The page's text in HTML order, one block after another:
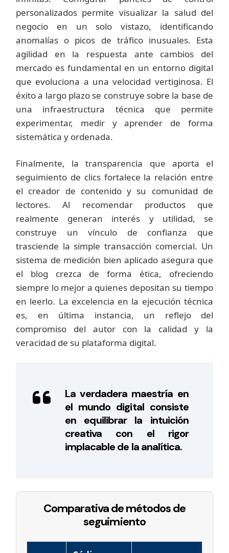
personalizados permite visualizar la salud del
negocio en un solo vistazo, identificando
anomalías o picos de tráfico inusuales. Esta
agilidad en la respuesta ante cambios del
mercado es fundamental en un entorno digital
que evoluciona a una velocidad vertiginosa. El
éxito a largo plazo se construye sobre la base de
una infraestructura técnica que permite
experimentar, medir y aprender de forma
sistemática y ordenada.
Finalmente, la transparencia que aporta el
seguimiento de clics fortalece la relación entre
el creador de contenido y su comunidad de
lectores. Al recomendar productos que
realmente generan interés y utilidad, se
construye un vínculo de confianza que
trasciende la simple transacción comercial. Un
sistema de medición bien aplicado asegura que
el blog crezca de forma ética, ofreciendo
siempre lo mejor a quienes depositan su tiempo
en leerlo. La excelencia en la ejecución técnica
es, en última instancia, un reflejo del
compromiso del autor con la calidad y la
veracidad de su plataforma digital.
La verdadera maestría en
el mundo digital consiste
en equilibrar la intuición
creativa con el rigor
implacable de la analítica.
Comparativa de métodos de
seguimiento